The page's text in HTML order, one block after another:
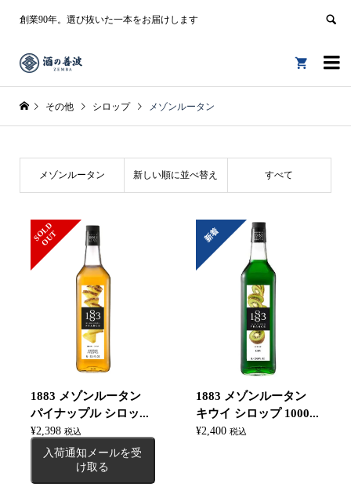
創業90年。選び抜いた一本をお届けします


その他 シロップ メゾンルータン
メゾンルータン 新しい順に並べ替え すべて
S
O
L
D
O
U
T
1883 メゾンルータン
パイナップル シロッ...
¥2,398 税込
入荷通知メールを受
け取る
新着
1883 メゾンルータン
キウイ シロップ 1000...
¥2,400 税込